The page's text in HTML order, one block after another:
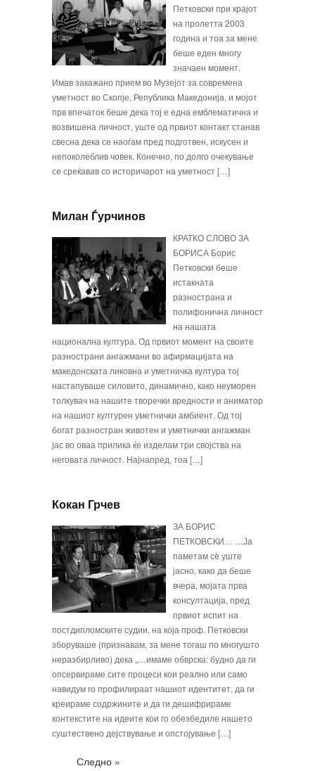
Петковски при крајот
на пролетта 2003
година и тоа за мене
беше еден многу
значаен момент.
Имав за­кажано прием во Музејот за современа
уметност во Скопје, Република Македонија, и мојот
прв впечаток беше дека тој е една емблематична и
возвишена личност, уште од првиот контакт станав
свесна дека се наоѓам пред подготвен, искусен и
непоколеблив човек. Конечно, по долго очекување
се среќавав со историчарот на уметност […]
Милан Ѓурчинов
КРАТКО СЛОВО ЗА
БОРИСА Борис
Петковски беше
истакната
разнострана и
полифонична личност
на нашата
национална култура. Од првиот момент на своите
разнострани ан­гажмани во афирмацијата на
македонската ликов­на и уметничка култура тој
настапуваше силовито, динамично, како неуморен
толкувач на нашите творечки вредности и аниматор
на нашиот култу­рен уметнички амбиент. Од тој
богат разностран животен и уметнички ангажман
јас во оваа при­лика ќе изделам три својства на
неговата личност. Најнапред, тоа […]
Кокан Грчев
ЗА БОРИС
ПЕТКОВСКИ… …Ја
паметам сè уште
јасно, како да беше
вчера, мојата прва
консултација, пред
првиот испит на
постдипломските су­дии, на која проф. Петковски
зборуваше (призна­вам, за мене тогаш по многушто
неразбирливо) дека „…имаме обврска: будно да ги
опсервираме сите процеси кои реално или само
навидум го профилираат нашиот идентитет, да ги
креираме содржините и да ги дешифрираме
контекстите на идеите кои го обезбедиле нашето
суштествено дејствување и опстојување […]
Следно »